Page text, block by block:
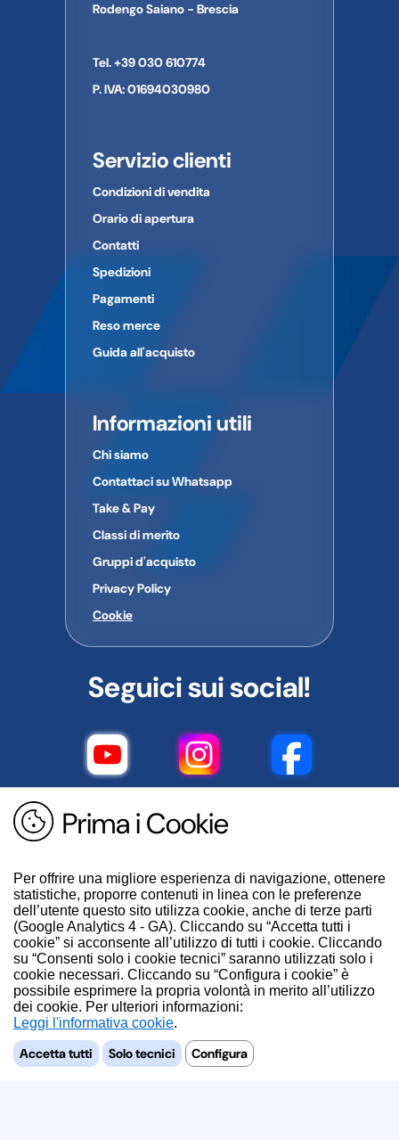
Prima i Cookie
Per offrire una migliore esperienza di navigazione, ottenere
statistiche, proporre contenuti in linea con le preferenze
dell’utente questo sito utilizza cookie, anche di terze parti
(Google Analytics 4 - GA). Cliccando su “Accetta tutti i
cookie” si acconsente all’utilizzo di tutti i cookie. Cliccando
su “Consenti solo i cookie tecnici” saranno utilizzati solo i
cookie necessari. Cliccando su “Configura i cookie” è
possibile esprimere la propria volontà in merito all’utilizzo
dei cookie. Per ulteriori informazioni:
.
Accetta tutti Solo tecnici Configura
Rodengo Saiano - Brescia
Tel. +39 030 610774
P. IVA: 01694030980
Servizio clienti
Condizioni di vendita
Orario di apertura
Contatti
Spedizioni
Pagamenti
Reso merce
Guida all'acquisto
Informazioni utili
Chi siamo
Contattaci su Whatsapp
Take & Pay
Classi di merito
Gruppi d'acquisto
Privacy Policy
Cookie
Seguici sui social!